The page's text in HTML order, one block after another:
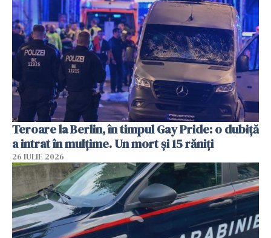
Teroare la Berlin, în timpul Gay Pride: o dubiță
a intrat în mulțime. Un mort și 15 răniți
26 IULIE 2026